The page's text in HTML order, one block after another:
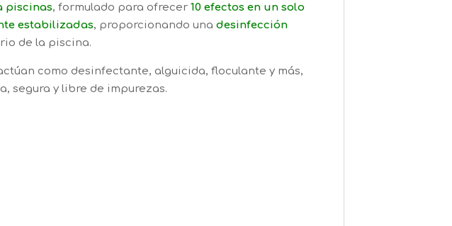
piscinas, formulado para ofrecer 10 efectos en un solo
estabilizadas, proporcionando una desinfección
de la piscina.
como desinfectante, alguicida, floculante y más,
segura y libre de impurezas.